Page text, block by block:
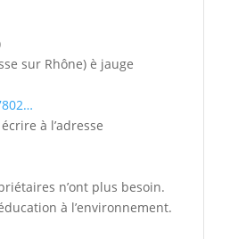
sur Rhône) è jauge
à l’adresse
n’ont plus besoin.
à l’environnement.